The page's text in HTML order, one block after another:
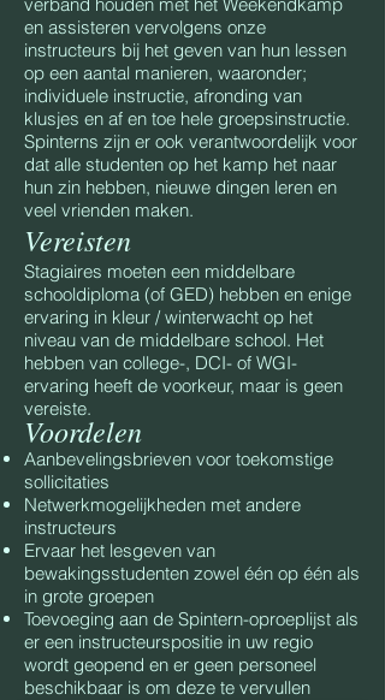
en assisteren vervolgens onze
instructeurs bij het geven van hun lessen
op een aantal manieren, waaronder;
individuele instructie, afronding van
klusjes en af en toe hele groepsinstructie.
Spinterns zijn er ook verantwoordelijk voor
dat alle studenten op het kamp het naar
hun zin hebben, nieuwe dingen leren en
veel vrienden maken.
Vereisten
Stagiaires moeten een middelbare
schooldiploma (of GED) hebben en enige
ervaring in kleur / winterwacht op het
niveau van de middelbare school. Het
hebben van college-, DCI- of WGI-
ervaring heeft de voorkeur, maar is geen
vereiste.
Voordelen
Aanbevelingsbrieven voor toekomstige
sollicitaties
Netwerkmogelijkheden met andere
instructeurs
Ervaar het lesgeven van
bewakingsstudenten zowel één op één als
in grote groepen
Toevoeging aan de Spintern-oproeplijst als
er een instructeurspositie in uw regio
wordt geopend en er geen personeel
beschikbaar is om deze te vervullen